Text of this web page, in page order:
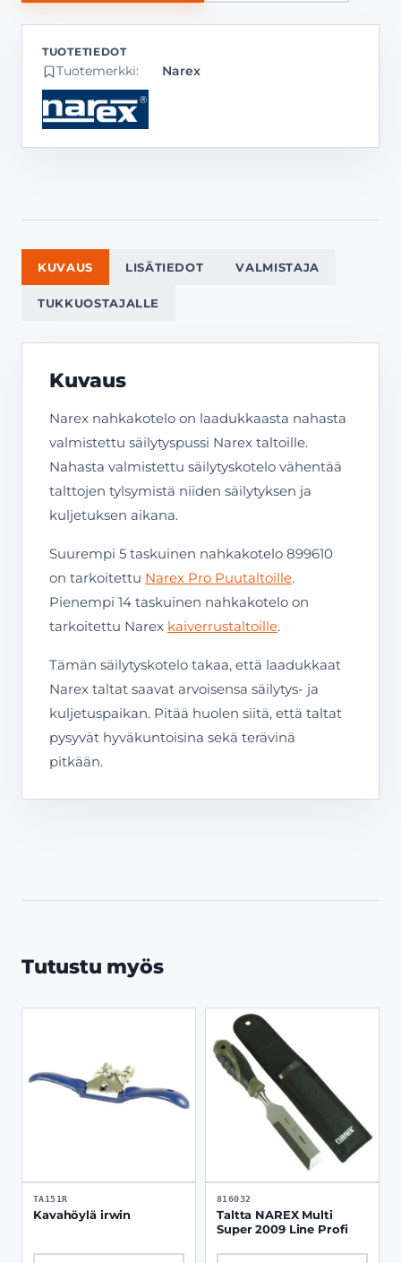
Tuotemerkki: Narex
KUVAUS LISÄTIEDOT VALMISTAJA
TUKKUOSTAJALLE
Kuvaus
Narex nahkakotelo on laadukkaasta nahasta
valmistettu säilytyspussi Narex taltoille.
Nahasta valmistettu säilytyskotelo vähentää
talttojen tylsymistä niiden säilytyksen ja
kuljetuksen aikana.
Suurempi 5 taskuinen nahkakotelo 899610
on tarkoitettu Narex Pro Puutaltoille.
Pienempi 14 taskuinen nahkakotelo on
tarkoitettu Narex kaiverrustaltoille.
Tämän säilytyskotelo takaa, että laadukkaat
Narex taltat saavat arvoisensa säilytys- ja
kuljetuspaikan. Pitää huolen siitä, että taltat
pysyvät hyväkuntoisina sekä terävinä
pitkään.
Tutustu myös
TA151R
Kavahöylä irwin
816032
Taltta NAREX Multi
Super 2009 Line Profi